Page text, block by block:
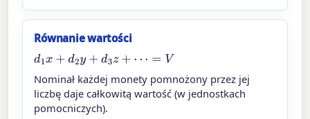
Równanie wartości
d1x+d2y+d3z+⋯=V
Nominał każdej monety pomnożony przez jej
liczbę daje całkowitą wartość (w jednostkach
pomocniczych).